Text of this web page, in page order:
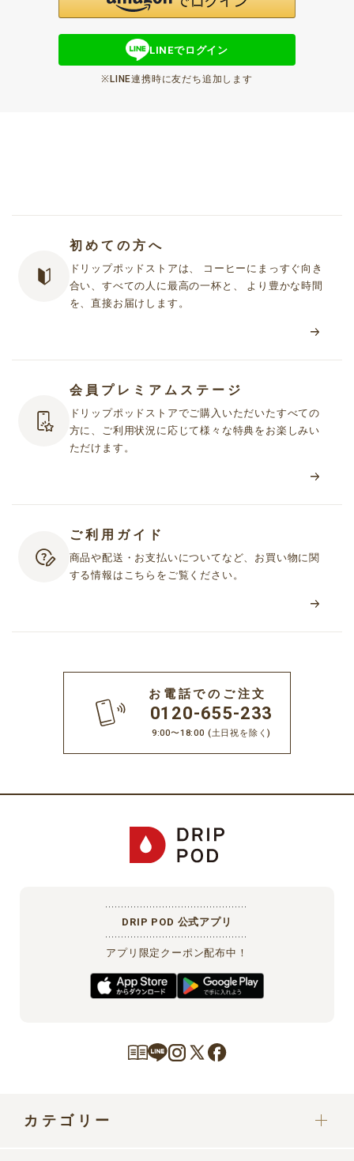
LINEでログイン
※LINE連携時に友だち追加します
初めての方へ
ドリップポッドストアは、 コーヒーにまっすぐ向き
合い、すべての人に最高の一杯と、 より豊かな時間
を、直接お届けします。
会員プレミアムステージ
ドリップポッドストアでご購入いただいたすべての
方に、ご利用状況に応じて様々な特典をお楽しみい
ただけます。
ご利用ガイド
商品や配送・お支払いについてなど、お買い物に関
する情報はこちらをご覧ください。
お電話でのご注文
0120-655-233
9:00〜18:00 (土日祝を除く)
DRIP POD 公式アプリ
アプリ限定クーポン配布中！
カテゴリー